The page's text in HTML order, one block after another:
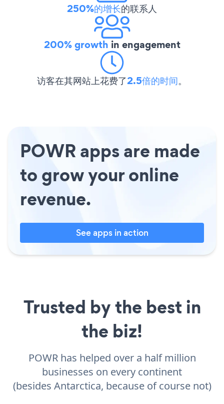
250%的增长的联系人
200% growth in engagement
访客在其网站上花费了2.5倍的时间。
POWR apps are made
to grow your online
revenue.
See apps in action
Trusted by the best in
the biz!
POWR has helped over a half million
businesses on every continent
(besides Antarctica, because of course not)